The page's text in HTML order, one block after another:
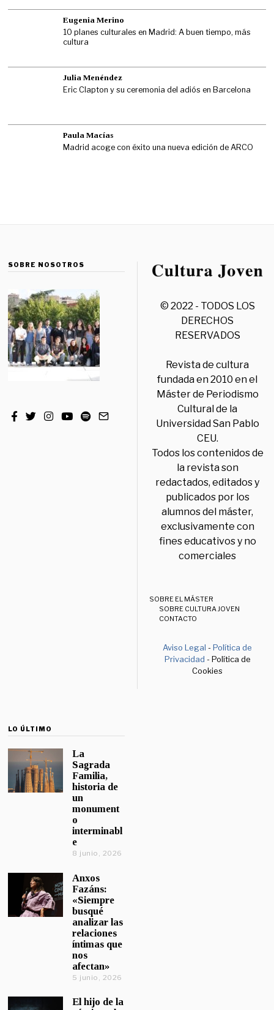
Eugenia Merino
10 planes culturales en Madrid: A buen tiempo, más
cultura
Julia Menéndez
Eric Clapton y su ceremonia del adiós en Barcelona
Paula Macías
Madrid acoge con éxito una nueva edición de ARCO
SOBRE NOSOTROS
© 2022 - TODOS LOS
DERECHOS
RESERVADOS
Revista de cultura
fundada en 2010 en el
Máster de Periodismo
Cultural de la
Universidad San Pablo
CEU.
Todos los contenidos de
la revista son
redactados, editados y
publicados por los
alumnos del máster,
exclusivamente con
fines educativos y no
comerciales
SOBRE EL MÁSTER
SOBRE CULTURA JOVEN
CONTACTO
Aviso Legal -Política de
Privacidad - Política de
Cookies
LO ÚLTIMO
La
Sagrada
Familia,
historia de
un
monument
o
interminabl
e
8 junio, 2026
Anxos
Fazáns:
«Siempre
busqué
analizar las
relaciones
íntimas que
nos
afectan»
5 junio, 2026
El hijo de la